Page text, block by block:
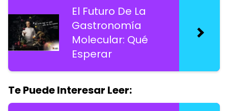
El Futuro De La
Gastronomía
Molecular: Qué
Esperar
Te Puede Interesar Leer: